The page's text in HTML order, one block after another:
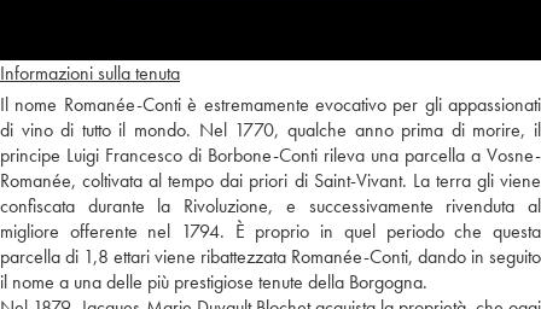
Informazioni sulla tenuta
Il nome Romanée-Conti è estremamente evocativo per gli appassionati
di vino di tutto il mondo. Nel 1770, qualche anno prima di morire, il
principe Luigi Francesco di Borbone-Conti rileva una parcella a Vosne-
Romanée, coltivata al tempo dai priori di Saint-Vivant. La terra gli viene
confiscata durante la Rivoluzione, e successivamente rivenduta al
migliore offerente nel 1794. È proprio in quel periodo che questa
parcella di 1,8 ettari viene ribattezzata Romanée-Conti, dando in seguito
il nome a una delle più prestigiose tenute della Borgogna.